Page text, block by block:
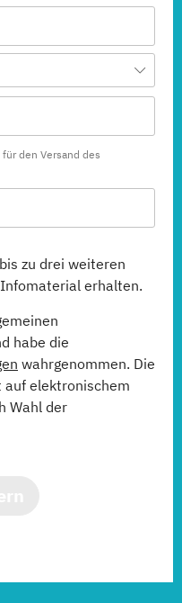
den Versand des
zu drei weiteren
erhalten.
habe die
wahrgenommen. Die
elektronischem
Wahl der